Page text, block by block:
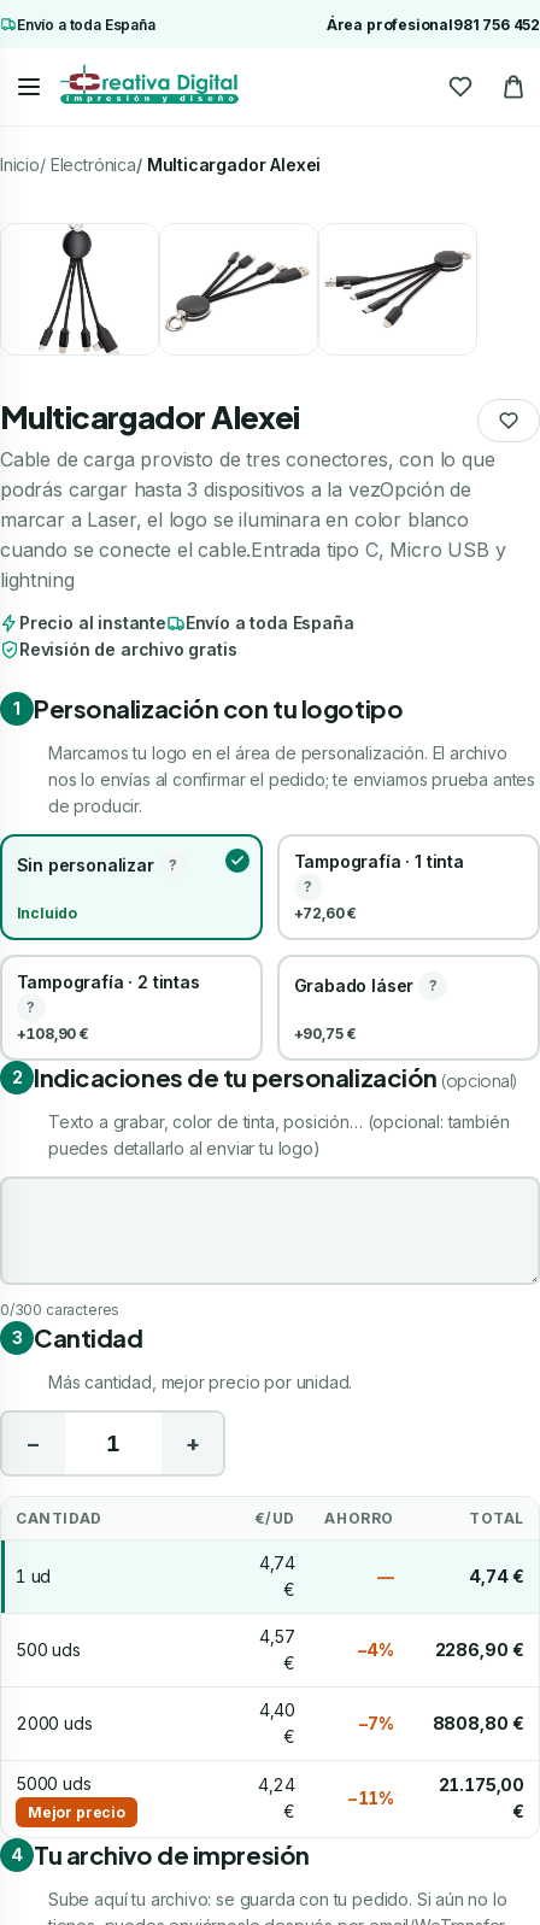
Envío a toda España Área profesional981 756 452
Inicio Electrónica Multicargador Alexei
Multicargador Alexei
Cable de carga provisto de tres conectores, con lo que
podrás cargar hasta 3 dispositivos a la vezOpción de
marcar a Laser, el logo se iluminara en color blanco
cuando se conecte el cable.Entrada tipo C, Micro USB y
lightning
Precio al instante
Envío a toda España
Revisión de archivo gratis
1 Personalización con tu logotipo
Marcamos tu logo en el área de personalización. El archivo
nos lo envías al confirmar el pedido; te enviamos prueba antes
de producir.
Sin personalizar ?
Incluido
Tampografía · 1 tinta
?
+72,60 €
Tampografía · 2 tintas
?
+108,90 €
Grabado láser ?
+90,75 €
2 Indicaciones de tu personalización (opcional)
Texto a grabar, color de tinta, posición… (opcional: también
puedes detallarlo al enviar tu logo)
Indicaciones de tu personalización
0/300 caracteres
3 Cantidad
Más cantidad, mejor precio por unidad.
− +
CANTIDAD €/UD AHORRO TOTAL
1 ud
4,74
€
— 4,74 €
500 uds
4,57
€
−4% 2286,90 €
2000 uds
4,40
€
−7% 8808,80 €
5000 uds
Mejor precio
4,24
€
−11%
21.175,00
€
4 Tu archivo de impresión
Sube aquí tu archivo: se guarda con tu pedido. Si aún no lo